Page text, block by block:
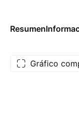
Resumen
Gráfico